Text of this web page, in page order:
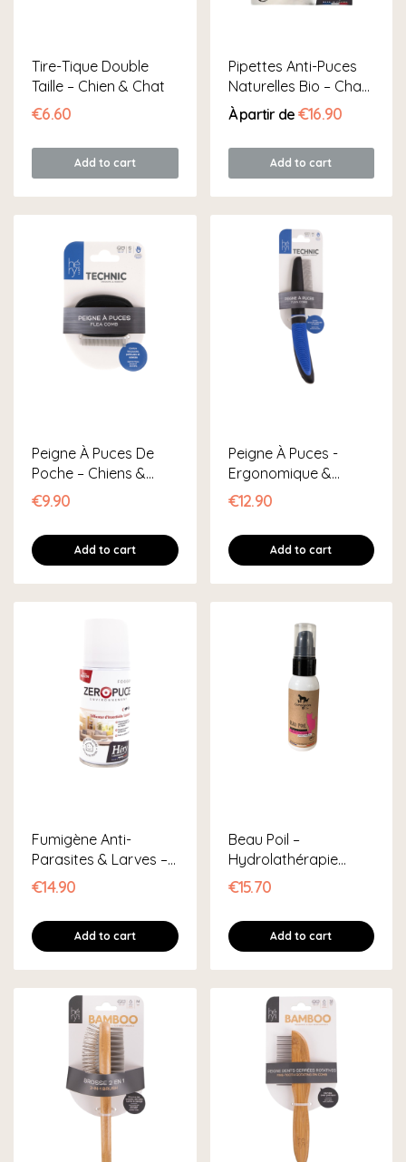
Tire-Tique Double
Taille – Chien & Chat
€6.60
Add to cart
Pipettes Anti-Puces
Naturelles Bio – Chat
& Chaton
À partir de €16.90
Add to cart
Peigne À Puces De
Poche – Chiens &
Chats
€9.90
Add to cart
Peigne À Puces -
Ergonomique &
Résistant
€12.90
Add to cart
Fumigène Anti-
Parasites & Larves –
Habitat
€14.90
Add to cart
Beau Poil –
Hydrolathérapie
Naturelle Chat
€15.70
Add to cart